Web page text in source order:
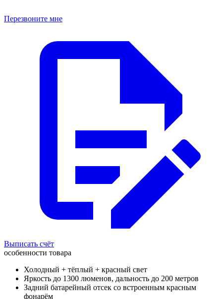
Перезвоните мне
Выписать счёт
особенности товара
Холодный + тёплый + красный свет
Яркость до 1300 люменов, дальность до 200 метров
Задний батарейный отсек со встроенным красным
фонарём